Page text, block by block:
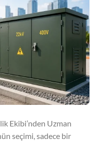
Ekibi’nden Uzman
seçimi, sadece bir